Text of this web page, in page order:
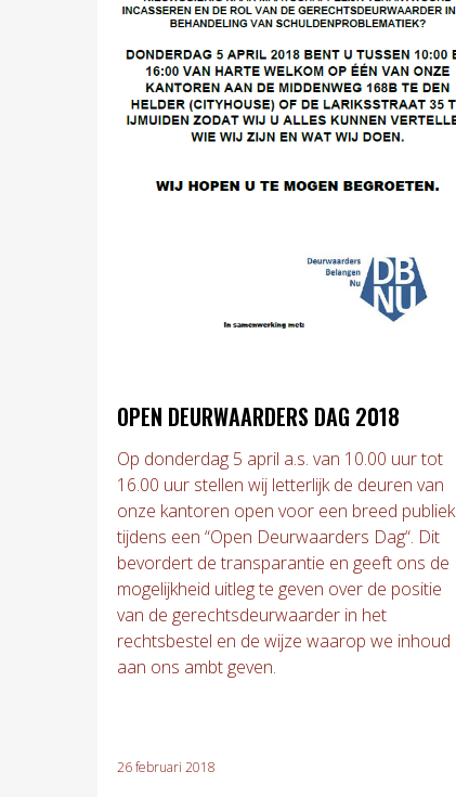
OPEN DEURWAARDERS DAG 2018
Op donderdag 5 april a.s. van 10.00 uur tot
16.00 uur stellen wij letterlijk de deuren van
onze kantoren open voor een breed publiek
tijdens een “Open Deurwaarders Dag“. Dit
bevordert de transparantie en geeft ons de
mogelijkheid uitleg te geven over de positie
van de gerechtsdeurwaarder in het
rechtsbestel en de wijze waarop we inhoud
aan ons ambt geven.
26 februari 2018